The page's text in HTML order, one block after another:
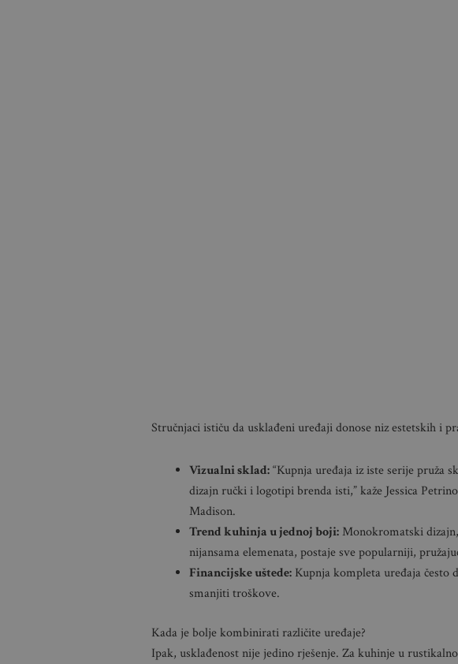
Stručnjaci ističu da usklađeni uređaji donose niz estetskih i
Vizualni sklad:“Kupnja uređaja iz iste serije pruža
dizajn ručki i logotipi brenda isti,” kaže Jessica
Madison.
Trend kuhinja u jednoj boji:Monokromatski
nijansama elemenata, postaje sve popularniji,
Financijske uštede: Kupnja kompleta uređaja često
smanjiti troškove.
Kada je bolje kombinirati različite uređaje?
Ipak, usklađenost nije jedino rješenje. Za kuhinje u